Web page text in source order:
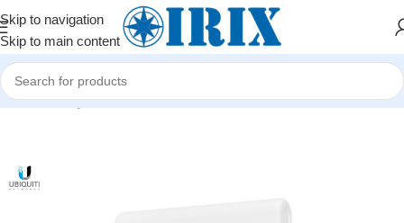
Skip to navigation
Skip to main content
Home/Shop/Şəbəkə avadanlıqları/Wi-Fi paylayıcı (Access Point)